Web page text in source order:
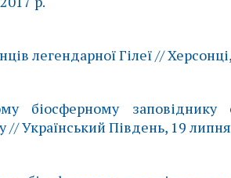
легендарної Гілеї //
біосферному заповіднику
// Український Південь, 19